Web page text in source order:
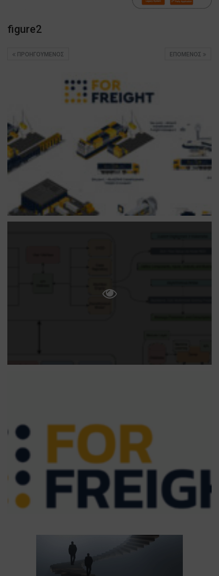
figure2
ΕΠΌΜΕΝΟΣ
ΠΡΟΗΓΟΎΜΕΝΟΣ